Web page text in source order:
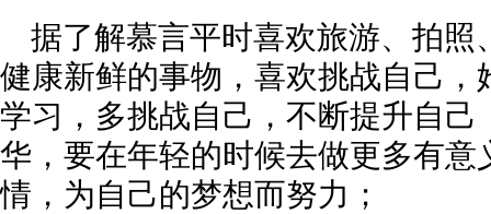
据了解慕言平时喜欢旅游、拍
健康新鲜的事物，喜欢挑战自己
学习，多挑战自己，不断提升自
华，要在年轻的时候去做更多有
情，为自己的梦想而努力；